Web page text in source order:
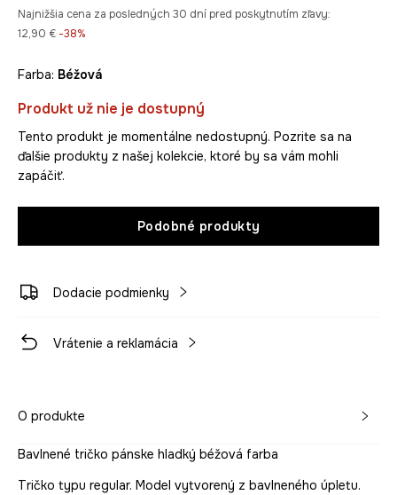
Najnižšia cena za posledných 30 dní pred poskytnutím zľavy:
12,90 € -38%
Farba: béžová
Produkt už nie je dostupný
Tento produkt je momentálne nedostupný. Pozrite sa na
ďalšie produkty z našej kolekcie, ktoré by sa vám mohli
zapáčiť.
Podobné produkty
Dodacie podmienky
Vrátenie a reklamácia
O produkte
Bavlnené tričko pánske hladký béžová farba
Tričko typu regular. Model vytvorený z bavlneného úpletu.